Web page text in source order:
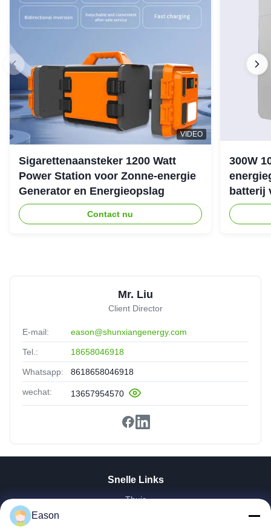
VIDEO
Sigarettenaansteker 1200 Watt
Power Station voor Zonne-energie
Generator en Energieopslag
Contact nu
300W
batterij
Mr. Liu
Client Director
E-mail: eason@shunxiangenergy.com
Tel.: 18658046918
Whatsapp: 8618658046918
wechat: 13657954570
Snelle Links
Thuis
Eason